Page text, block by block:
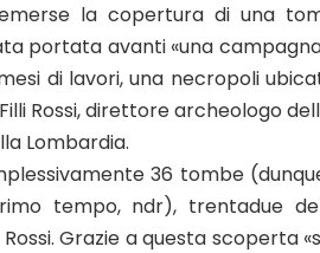
la copertura di una
portata avanti «una
di lavori, una necropoli
Rossi, direttore archeologo
Lombardia.
36 tombe
tempo, ndr), trentadue
Grazie a questa scoperta